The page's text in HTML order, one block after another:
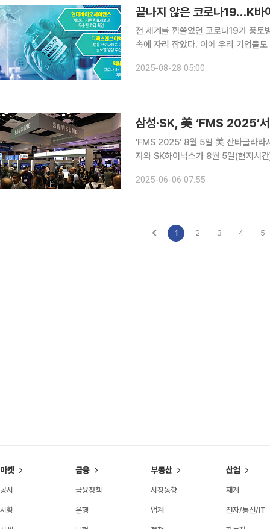
끝나지 않은 코로나19…K바
전 세계를 휩쓸었던 코로나19가 풍토
속에 자리 잡았다. 이에 우리 기업들도
나19 감염 환자가 늘면서 이로 인한
2025-08-28 05:00
삼성·SK, 美 ‘FMS 2025’
'FMS 2025' 8월 5일 美 산타클라라서
자와 SK하이닉스가 8월 5일(현지시
의 차세대 인공지능(AI)향 반도체 솔
2025-06-06 07:55
1 2 3 4 5
마켓
공시
시황
금융
금융정책
은행
부동산
시장동향
업계
산업
재계
전자/통신/IT